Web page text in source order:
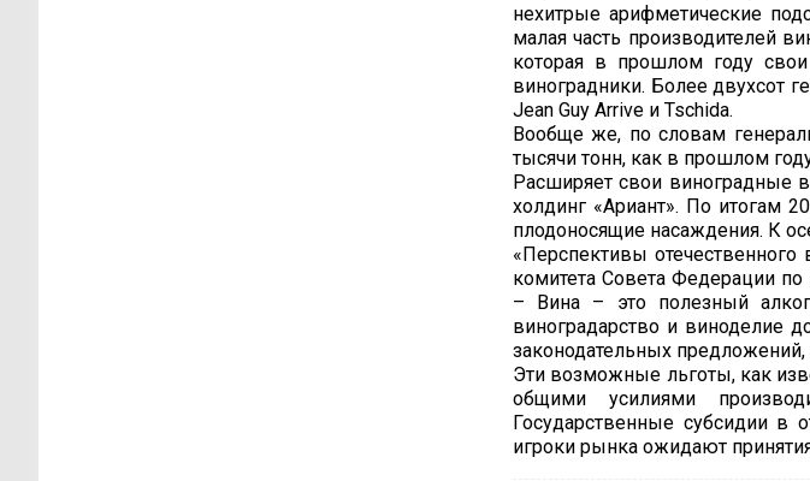
нехитрые арифметические
малая часть производителей
которая в прошлом году
виноградники. Более двухсот
Jean Guy Arrive и Tschida.
Вообще же, по словам
тысячи тонн, как в прошлом
Расширяет свои виноградные
холдинг «Ариант». По итогам
плодоносящие насаждения. К
«Перспективы
комитета Совета Федерации по
– Вина – это полезный
виноградарство и виноделие
законодательных предложений,
Эти возможные льготы, как
общими усилиями
Государственные субсидии
игроки рынка ожидают